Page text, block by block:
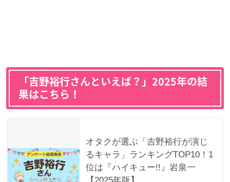
「吉野裕行さんといえば？」2025年の結
果はこちら！